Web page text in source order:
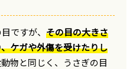
ですが、その目の大きさ
ケガや外傷を受けたりし
物と同じく、うさぎの目